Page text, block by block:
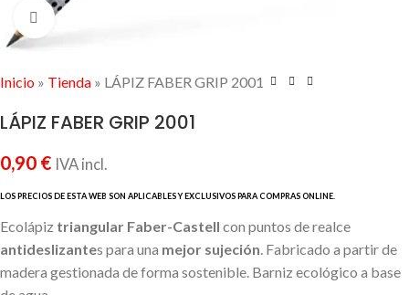
Click to enlarge
Inicio » Tienda » LÁPIZ FABER GRIP 2001
LÁPIZ FABER GRIP 2001
0,90 € IVA incl.
Ecolápiz triangular Faber-Castell con puntos de realce
antideslizantes para una mejor sujeción. Fabricado a partir de
madera gestionada de forma sostenible. Barniz ecológico a base